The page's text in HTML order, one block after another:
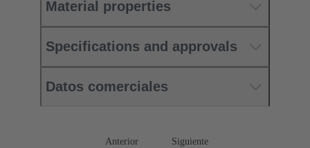
Material properties
Specifications and approvals
Datos comerciales
Anterior Siguiente